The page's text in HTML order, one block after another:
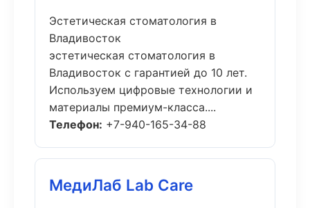
Эстетическая стоматология в
Владивосток
эстетическая стоматология в
Владивосток с гарантией до 10 лет.
Используем цифровые технологии и
материалы премиум-класса....
Телефон: +7-940-165-34-88
МедиЛаб Lab Care